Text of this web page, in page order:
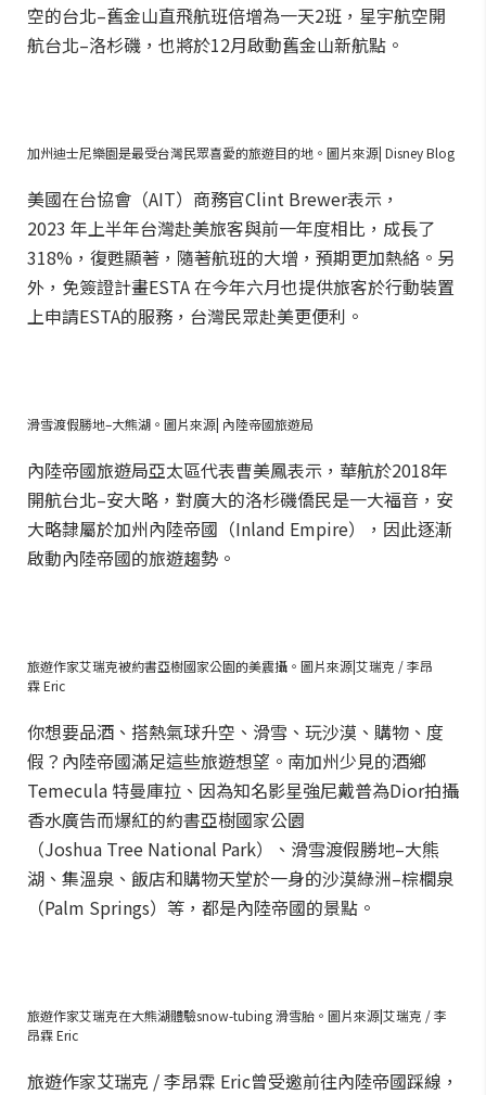
空的台北–舊金山直飛航班倍增為一天2班，星宇航空開
航台北–洛杉磯，也將於12月啟動舊金山新航點。
加州迪士尼樂園是最受台灣民眾喜愛的旅遊目的地。圖片來源| Disney Blog
美國在台協會（AIT）商務官Clint Brewer表示，
2023 年上半年台灣赴美旅客與前一年度相比，成長了
318%，復甦顯著，隨著航班的大增，預期更加熱絡。另
外，免簽證計畫ESTA 在今年六月也提供旅客於行動裝置
上申請ESTA的服務，台灣民眾赴美更便利。
滑雪渡假勝地–大熊湖。圖片來源| 內陸帝國旅遊局
內陸帝國旅遊局亞太區代表曹美鳳表示，華航於2018年
開航台北–安大略，對廣大的洛杉磯僑民是一大福音，安
大略隸屬於加州內陸帝國（Inland Empire），因此逐漸
啟動內陸帝國的旅遊趨勢。
旅遊作家艾瑞克被約書亞樹國家公園的美震攝。圖片來源|艾瑞克 / 李昂
霖 Eric
你想要品酒、搭熱氣球升空、滑雪、玩沙漠、購物、度
假？內陸帝國滿足這些旅遊想望。南加州少見的酒鄉
Temecula 特曼庫拉、因為知名影星強尼戴普為Dior拍攝
香水廣告而爆紅的約書亞樹國家公園
（Joshua Tree National Park）、滑雪渡假勝地–大熊
湖、集溫泉、飯店和購物天堂於一身的沙漠綠洲–棕櫚泉
（Palm Springs）等，都是內陸帝國的景點。
旅遊作家艾瑞克在大熊湖體驗snow-tubing 滑雪胎。圖片來源|艾瑞克 / 李
昂霖 Eric
旅遊作家艾瑞克 / 李昂霖 Eric曾受邀前往內陸帝國踩線，